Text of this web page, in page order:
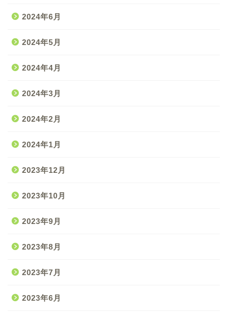
2024年6月
2024年5月
2024年4月
2024年3月
2024年2月
2024年1月
2023年12月
2023年10月
2023年9月
2023年8月
2023年7月
2023年6月